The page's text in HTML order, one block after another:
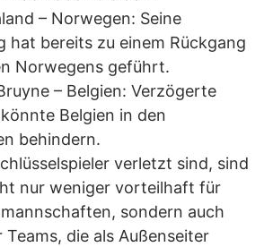
– Norwegen: Seine
hat bereits zu einem Rückgang
Norwegens geführt.
– Belgien: Verzögerte
Belgien in den
behindern.
verletzt sind, sind
nur weniger vorteilhaft für
sondern auch
die als Außenseiter